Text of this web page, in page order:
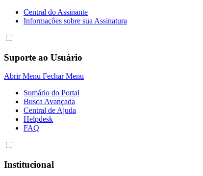
Central do Assinante
Informaçôes sobre sua Assinatura
Suporte ao Usuário
Abrir Menu Fechar Menu
Sumário do Portal
Busca Avançada
Central de Ajuda
Helpdesk
FAQ
Institucional